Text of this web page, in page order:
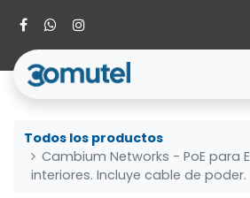
Todos los productos
Cambium Networks - PoE para
interiores. Incluye cable de poder.